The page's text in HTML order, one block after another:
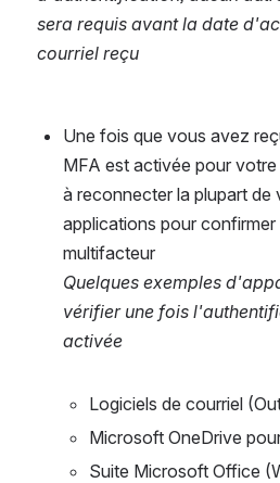
sera requis avant la date
courriel reçu
Une fois que vous avez
MFA est activée pour
à reconnecter la plupart de
applications pour
multifacteur
Quelques exemples
vérifier une fois
activée
Logiciels de courriel
Microsoft OneDrive
Suite Microsoft Office